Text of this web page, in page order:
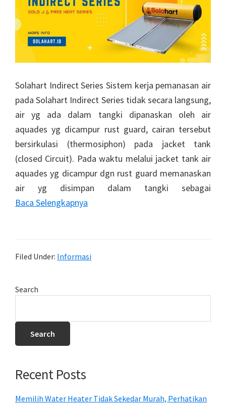
Solahart Indirect Series Sistem kerja pemanasan air
pada Solahart Indirect Series tidak secara langsung,
air yg ada dalam tangki dipanaskan oleh air
aquades yg dicampur rust guard, cairan tersebut
bersirkulasi (thermosiphon) pada jacket tank
(closed Circuit). Pada waktu melalui jacket tank air
aquades yg dicampur dgn rust guard memanaskan
air yg disimpan dalam tangki sebagai
Baca Selengkapnya
Filed Under: Informasi
Primary
Search
Search
Recent Posts
Memilih Water Heater Tidak Sekedar Murah, Perhatikan